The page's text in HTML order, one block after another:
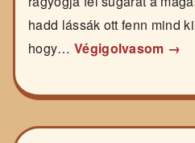
hadd lássák ott fenn mind
hogy… Végigolvasom →